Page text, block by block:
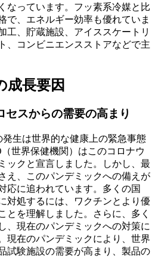
なっています。フッ素系冷媒と比
で、エネルギー効率も優れていま
工、貯蔵施設、アイススケートリ
、コンビニエンスストアなどで主
成長要因
セスからの需要の高まり
発生は世界的な健康上の緊急事態
世界保健機関）はこのコロナウ
ックと宣言しました。しかし、最
え、このパンデミックへの備えが
応に追われています。多くの国
対処するには、ワクチンとより優
とを理解しました。さらに、多く
、現在のパンデミックへの対策に
現在のパンデミックにより、世界
試験施設の需要が高まり、製品の